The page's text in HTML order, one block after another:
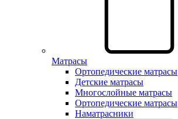
Матрасы
Ортопедические матрасы
Детские матрасы
Многослойные матрасы
Ортопедические матрасы
Наматрасники